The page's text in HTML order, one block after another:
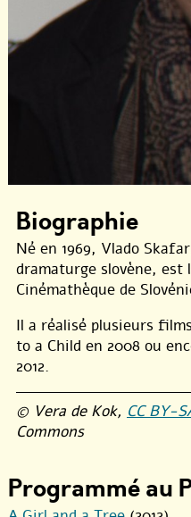
Biographie
Né en 1969, Vlado
dramaturge slovène, est
Cinémathèque de
Il a réalisé plusieurs
to a Child en 2008 ou
2012.
© Vera de Kok, CC BY-
Commons
Programmé au